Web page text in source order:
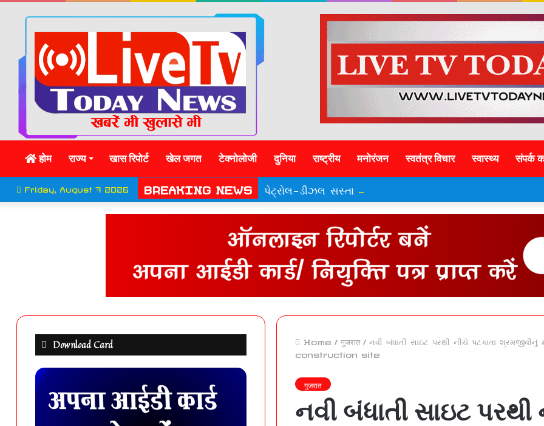
होम राज्य खास रिपोर्ट खेल जगत टेक्नोलोजी दुनिया राष्ट्रीय मनोरंजन स्वतंत्र विचार स्वास्थ्य संपर्क
Friday, August 7 2026 BREAKING NEWS
Home / गुजरात / નવી બંધાતી સાઇટ પરથી નીચે પટકાતા
construction site
गुजरात
નવી બંધાતી સાઇટ પરથી
Download Card